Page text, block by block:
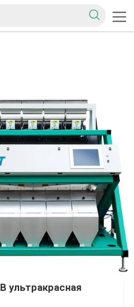
ультракрасная